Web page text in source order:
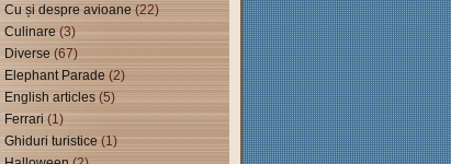
Cu și despre avioane (22)
Culinare (3)
Diverse (67)
Elephant Parade (2)
English articles (5)
Ferrari (1)
Ghiduri turistice (1)